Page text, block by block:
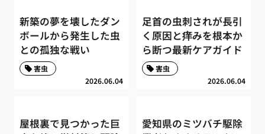
新築の夢を壊したダン
ボールから発生した虫
との孤独な戦い
2026.06.04
害虫
足首の虫刺されが長引
く原因と痒みを根本か
ら断つ最新ケアガイド
2026.06.04
害虫
屋根裏で見つかった巨
愛知県のミツバチ駆除